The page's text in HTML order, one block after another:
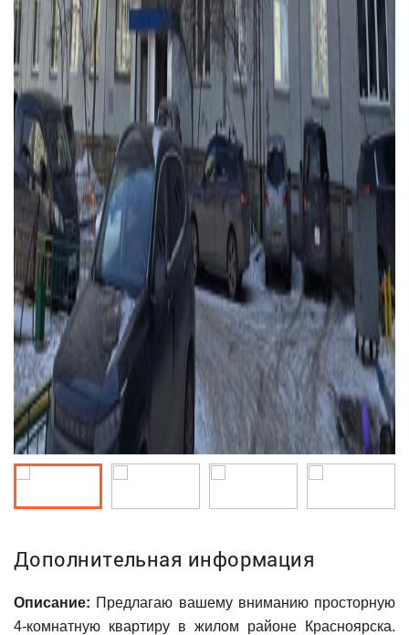
Дополнительная информация
Описание: Предлагаю вашему вниманию просторную
4-комнатную квартиру в жилом районе Красноярска.